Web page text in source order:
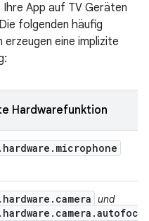
App auf TV Geräten
folgenden häufig
eine implizite
Hardwarefunktion
. hardware . microphone
. hardware . camera und
. hardware . camera .autofocus